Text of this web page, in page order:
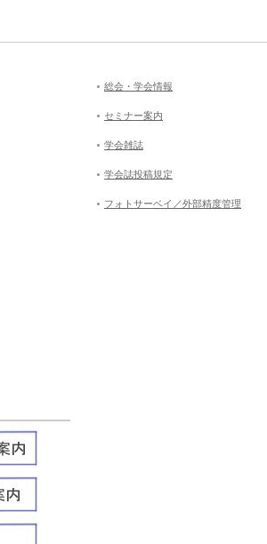
総会・学会情報
セミナー案内
学会雑誌
学会誌投稿規定
フォトサーベイ／外部精度管理